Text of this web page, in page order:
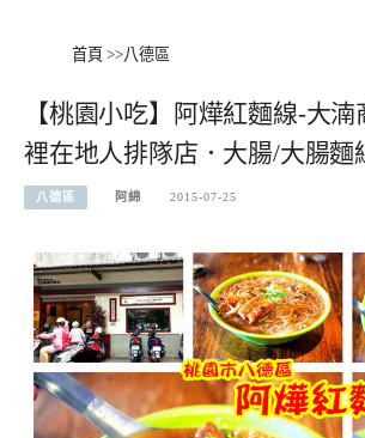
首頁 >>八德區
【桃園小吃】阿燁紅麵線-大
裡在地人排隊店．大腸/大腸麵
八德區 阿綿 2015-07-25